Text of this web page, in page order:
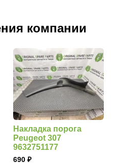
компании
Накладка порога
Peugeot 307
9632751177
690